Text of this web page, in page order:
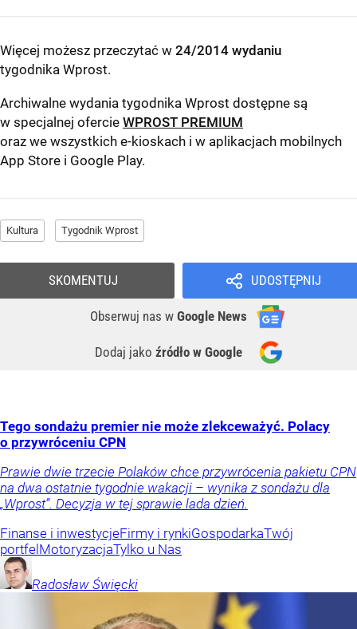
Więcej możesz przeczytać w 24/2014 wydaniu
tygodnika Wprost.
Archiwalne wydania tygodnika Wprost dostępne są
w specjalnej ofercie WPROST PREMIUM
oraz we wszystkich e-kioskach i w aplikacjach mobilnych
App Store i Google Play.
Kultura Tygodnik Wprost
UDOSTĘPNIJ
Obserwuj nas w Google News
Dodaj jako źródło w Google
SKOMENTUJ
Tego sondażu premier nie może zlekceważyć. Polacy
o przywróceniu CPN
Prawie dwie trzecie Polaków chce przywrócenia pakietu CPN
na dwa ostatnie tygodnie wakacji – wynika z sondażu dla
„Wprost”. Decyzja w tej sprawie lada dzień.
Finanse i inwestycjeFirmy i rynkiGospodarkaTwój
portfel MotoryzacjaTylko u Nas
Radosław Święcki